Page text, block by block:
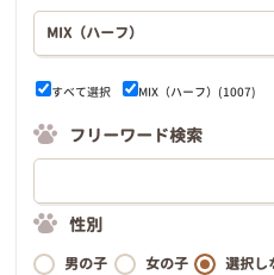
すべて選択 MIX（ハーフ） (1007)
フリーワード検索
性別
男の子 女の子 選択し